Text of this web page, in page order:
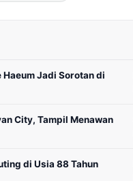
Jadi Sorotan di
City, Tampil Menawan
di Usia 88 Tahun